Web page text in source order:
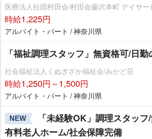
医療法人社団村田会/村田会藤沢本町 デイサー
時給1,225円
アルバイト・パート / 神奈川県
「福祉調理スタッフ」無資格可/日
社会福祉法人くぬぎざか福祉会/みかど荘
時給1,250円～1,500円
アルバイト・パート / 神奈川県
NEW
「未経験OK」調理スタッ
有料老人ホーム/社会保障完備